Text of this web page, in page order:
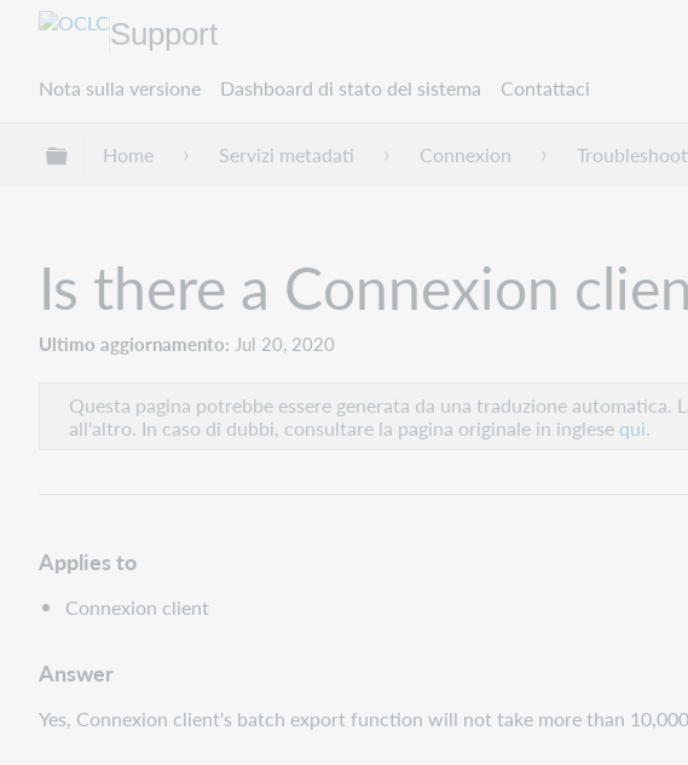
Support
Nota sulla versione Dashboard di stato del sistema Contattaci
Espandi/comprimi la gerarchia globale
Home Servizi metadati Connexion
Is there a Connexion
Ultimo aggiornamento Jul 20, 2020
Questa pagina potrebbe essere generata da una traduzione
all'altro. In caso di dubbi, consultare la pagina originale in inglese qui.
Applies to
Connexion client
Answer
Yes, Connexion client's batch export function will not take more than